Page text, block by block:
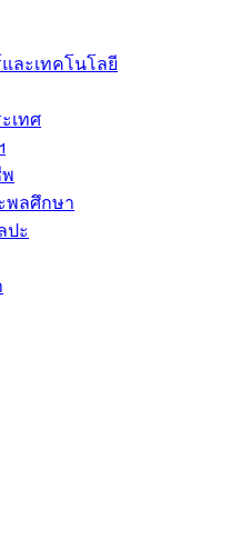
ละเทคโนโลยี
เทศ
พลศึกษา
ปะ